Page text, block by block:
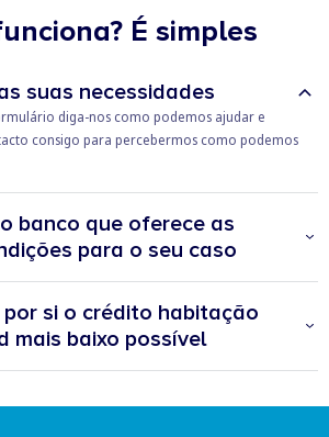
É simples
suas necessidades
diga-nos como podemos ajudar e
consigo para percebermos como podemos
banco que oferece as
para o seu caso
si o crédito habitação
mais baixo possível
proposta para si.